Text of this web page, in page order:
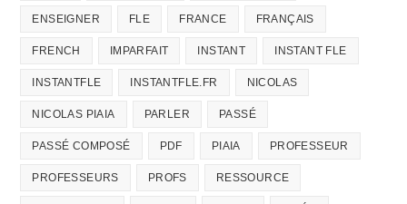
ENSEIGNER FLE FRANCE FRANÇAIS
FRENCH IMPARFAIT INSTANT INSTANT FLE
INSTANTFLE INSTANTFLE.FR NICOLAS
NICOLAS PIAIA PARLER PASSÉ
PASSÉ COMPOSÉ PDF PIAIA PROFESSEUR
PROFESSEURS PROFS RESSOURCE